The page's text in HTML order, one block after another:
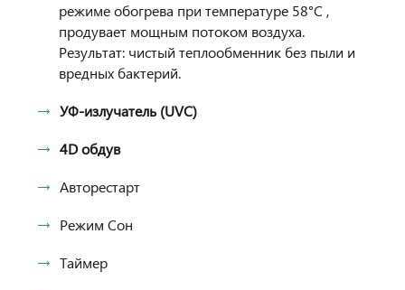
режиме обогрева при температуре 58°С ,
продувает мощным потоком воздуха.
Результат: чистый теплообменник без пыли и
вредных бактерий.
УФ-излучатель (UVC)
4D обдув
Авторестарт
Режим Сон
Таймер